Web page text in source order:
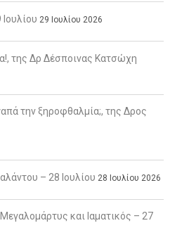
29 Ιουλίου 2026
της Δρ Δέσποινας Κατσώχη
την ξηροφθαλμία;, της Δρος
– 28 Ιουλίου 28 Ιουλίου 2026
και Ιαματικός – 27